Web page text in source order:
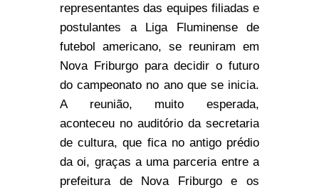
representantes das equipes filiadas e
postulantes a Liga Fluminense de
futebol americano, se reuniram em
Nova Friburgo para decidir o futuro
do campeonato no ano que se inicia.
A reunião, muito esperada,
aconteceu no auditório da secretaria
de cultura, que fica no antigo prédio
da oi, graças a uma parceria entre a
prefeitura de Nova Friburgo e os